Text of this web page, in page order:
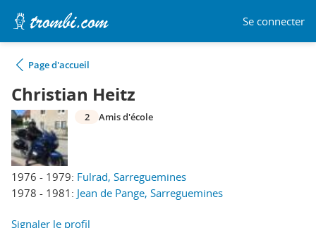
Se connecter
Page d'accueil
Christian Heitz
1976 - 1979: Fulrad, Sarreguemines
1978 - 1981: Jean de Pange, Sarreguemines
2 Amis d'école
Signaler le profil